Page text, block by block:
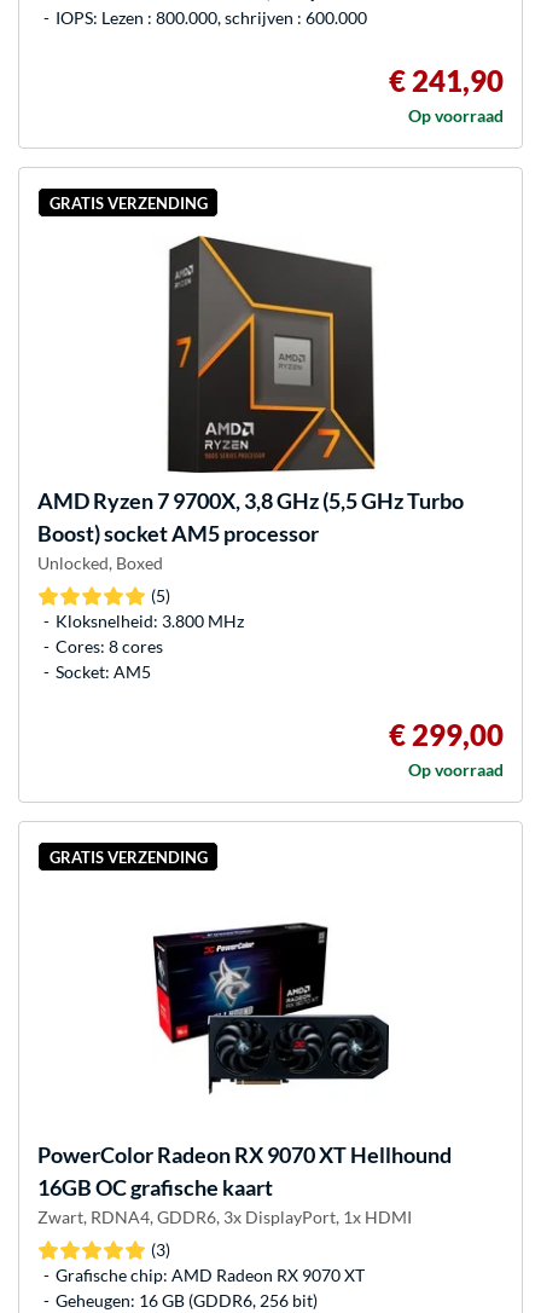
IOPS: Lezen : 800.000, schrijven : 600.000
€ 241,90
Op voorraad
GRATIS VERZENDING
AMDRyzen 7 9700X, 3,8 GHz (5,5 GHz Turbo
Boost) socket AM5 processor
Unlocked, Boxed
(5)
Kloksnelheid: 3.800 MHz
Cores: 8 cores
Socket: AM5
€ 299,00
Op voorraad
GRATIS VERZENDING
PowerColorRadeon RX 9070 XT Hellhound
16GB OC grafische kaart
Zwart, RDNA4, GDDR6, 3x DisplayPort, 1x HDMI
(3)
Grafische chip: AMD Radeon RX 9070 XT
Geheugen: 16 GB (GDDR6, 256 bit)